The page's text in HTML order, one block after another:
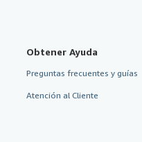
Obtener Ayuda
Preguntas frecuentes y guías
Atención al Cliente